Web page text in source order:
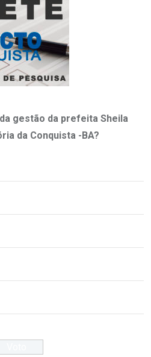
gestão da prefeita Sheila
da Conquista -BA?